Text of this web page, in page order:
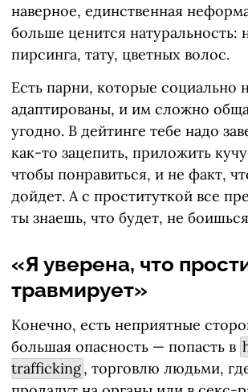
наверное, единственная
больше ценится натуральность:
пирсинга, тату, цветных волос.
Есть парни, которые социально
адаптированы, и им сложно
угодно. В дейтинге тебе надо
как-то зацепить, приложить
чтобы понравиться, и не факт,
дойдет. А с проституткой все
ты знаешь, что будет, не
«Я уверена, что
травмирует»
Конечно, есть неприятные
большая опасность — попасть в
trafficking, торговлю людьми,